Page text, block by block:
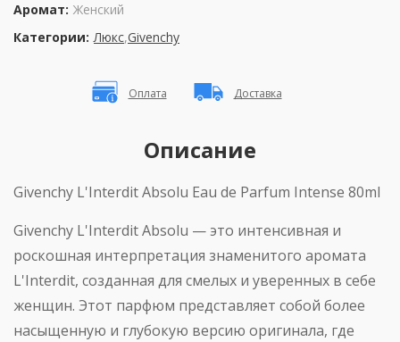
Аромат: Женский
Категории: Люкс,Givenchy
Оплата Доставка
Описание
Givenchy L'Interdit Absolu Eau de Parfum Intense 80ml
Givenchy L'InterditAbsolu — это интенсивная и
роскошная интерпретация знаменитого аромата
L'Interdit, созданная для смелых и уверенных в себе
женщин. Этот парфюм представляет собой более
насыщенную и глубокую версию оригинала, где